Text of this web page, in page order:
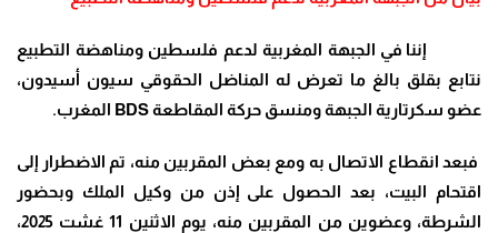
إننا في الجبهة المغربية لدعم فلسطين ومناهضة التطبيع
نتابع بقلق بالغ ما تعرض له المناضل الحقوقي سيون أسيدون،
عضو سكرتارية الجبهة ومنسق حركة المقاطعة
المغرب.
فبعد انقطاع الاتصال به ومع بعض المقربين منه، تم الاضطرار إلى
اقتحام البيت، بعد الحصول على إذن من وكيل الملك وبحضور
الشرطة، وعضوين من المقربين منه، يوم الاثنين 11 غشت 2025،